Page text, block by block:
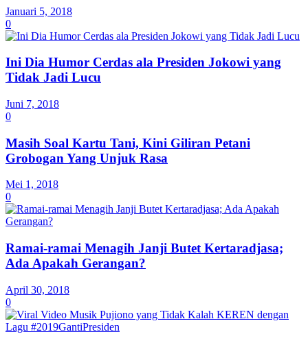
Januari 5, 2018
0
Ini Dia Humor Cerdas ala Presiden Jokowi yang
Tidak Jadi Lucu
Juni 7, 2018
0
Masih Soal Kartu Tani, Kini Giliran Petani
Grobogan Yang Unjuk Rasa
Mei 1, 2018
0
Ramai-ramai Menagih Janji Butet Kertaradjasa;
Ada Apakah Gerangan?
April 30, 2018
0